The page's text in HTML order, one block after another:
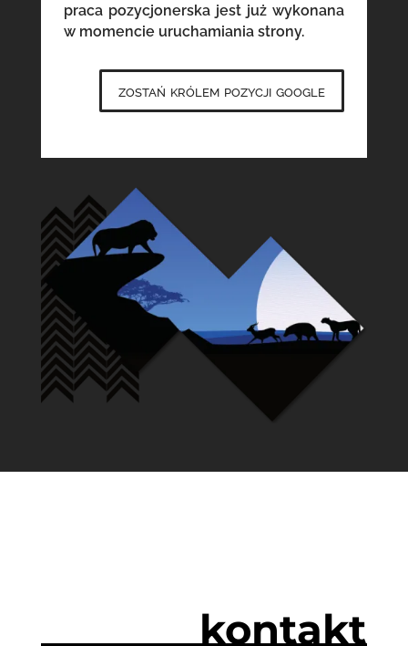
praca pozycjonerska jest już wykonana
w momencie uruchamiania strony.
zostań królem pozycji google
kontakt